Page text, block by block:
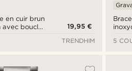
en cuir brun
avec boucle
19,95 €
TRENDHIM
5